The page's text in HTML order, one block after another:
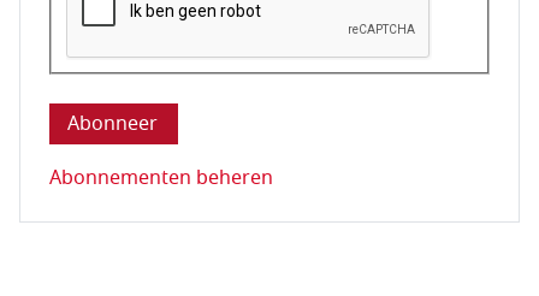
Deze vraag is om te controleren dat u een mens
Abonnementen beheren